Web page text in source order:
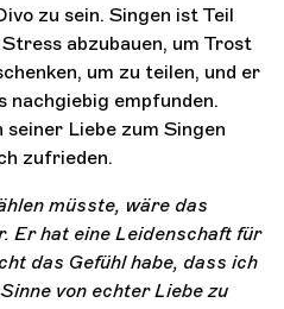
zu sein. Singen ist Teil
abzubauen, um Trost
um zu teilen, und er
nachgiebig empfunden.
seiner Liebe zum Singen
zufrieden.
müsste, wäre das
Er hat eine Leidenschaft für
das Gefühl habe, dass ich
von echter Liebe zu